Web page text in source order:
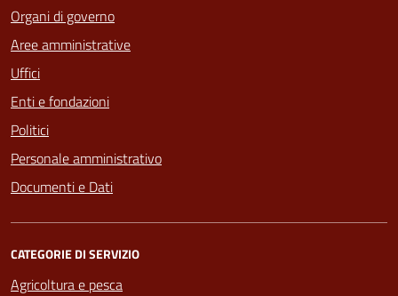
Organi di governo
Aree amministrative
Uffici
Enti e fondazioni
Politici
Personale amministrativo
Documenti e Dati
CATEGORIE DI SERVIZIO
Agricoltura e pesca